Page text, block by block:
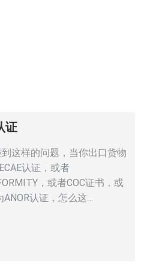
证
这样的问题，当你出口货物
认证，或者
，或者COC证书，或
认证，怎么这…